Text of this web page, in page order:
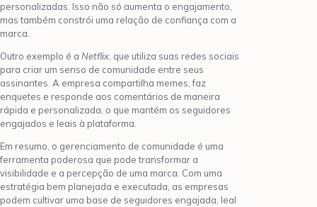
personalizadas. Isso não só aumenta o engajamento,
mas também constrói uma relação de confiança com a
marca.
Outro exemplo é a Netflix , que utiliza suas redes sociais
para criar um senso de comunidade entre seus
assinantes. A empresa compartilha memes, faz
enquetes e responde aos comentários de maneira
rápida e personalizada, o que mantém os seguidores
engajados e leais à plataforma.
Em resumo, o gerenciamento de comunidade é uma
ferramenta poderosa que pode transformar a
visibilidade e a percepção de uma marca. Com uma
estratégia bem planejada e executada, as empresas
podem cultivar uma base de seguidores engajada, leal